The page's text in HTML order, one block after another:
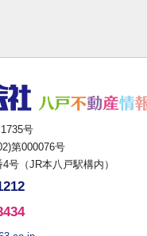
号
第000076号
号（JR本八戸駅構内）